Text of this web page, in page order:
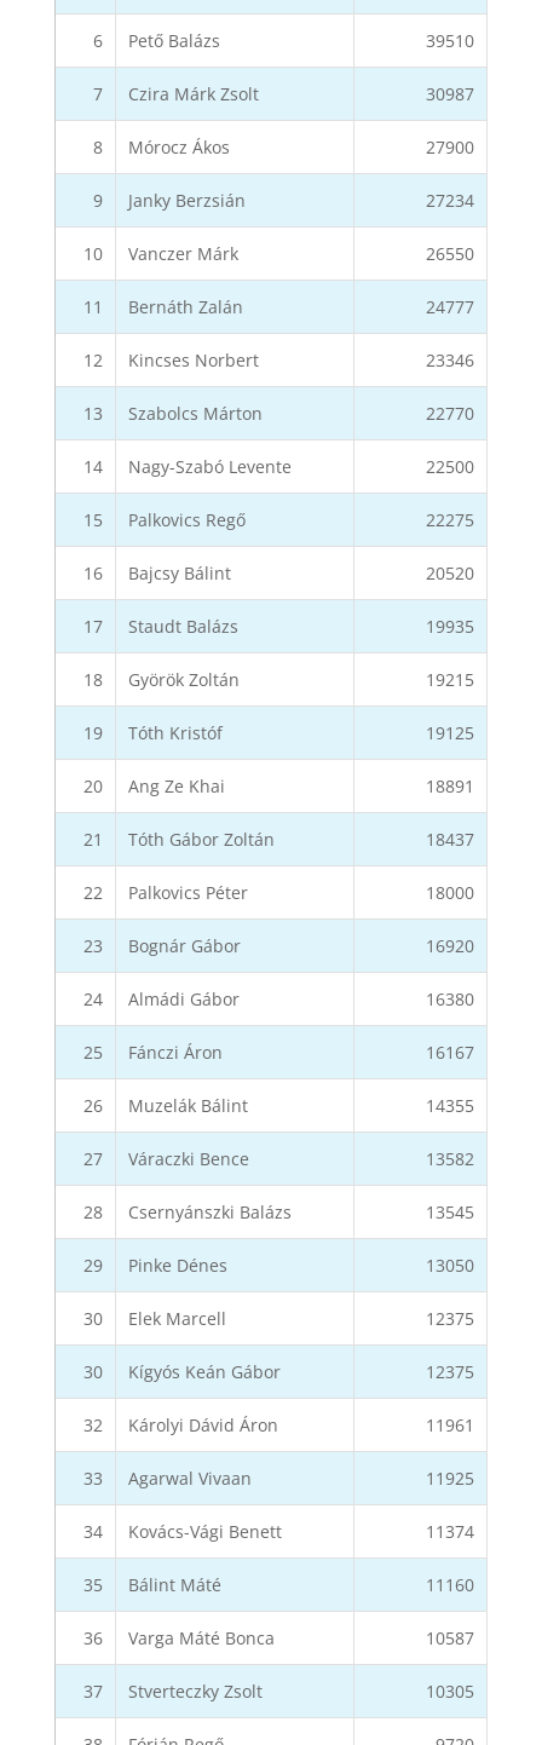
6 Pető Balázs 39510
7 Czira Márk Zsolt 30987
8 Mórocz Ákos 27900
9 Janky Berzsián 27234
10 Vanczer Márk 26550
11 Bernáth Zalán 24777
12 Kincses Norbert 23346
13 Szabolcs Márton 22770
14 Nagy-Szabó Levente 22500
15 Palkovics Regő 22275
16 Bajcsy Bálint 20520
17 Staudt Balázs 19935
18 Györök Zoltán 19215
19 Tóth Kristóf 19125
20 Ang Ze Khai 18891
21 Tóth Gábor Zoltán 18437
22 Palkovics Péter 18000
23 Bognár Gábor 16920
24 Almádi Gábor 16380
25 Fánczi Áron 16167
26 Muzelák Bálint 14355
27 Váraczki Bence 13582
28 Csernyánszki Balázs 13545
29 Pinke Dénes 13050
30 Elek Marcell 12375
30 Kígyós Keán Gábor 12375
32 Károlyi Dávid Áron 11961
33 Agarwal Vivaan 11925
34 Kovács-Vági Benett 11374
35 Bálint Máté 11160
36 Varga Máté Bonca 10587
37 Stverteczky Zsolt 10305